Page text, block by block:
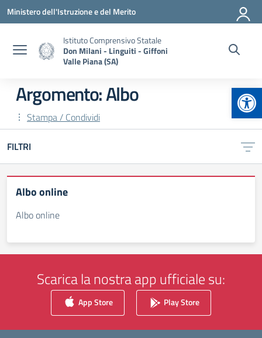
Vai ai contenuti
Vai al menu di navigazione
Vai al footer
Ministero dell'Istruzione e del Merito
Istituto Comprensivo Statale
Don Milani - Linguiti - Giffoni
Valle Piana (SA)
Argomento: Albo
Stampa / Condividi
FILTRI
Albo online
Albo online
Scarica la nostra app ufficiale su:
App Store Play Store